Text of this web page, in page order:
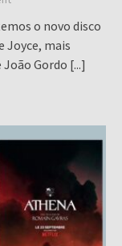
o novo disco
Joyce, mais
Gordo [...]